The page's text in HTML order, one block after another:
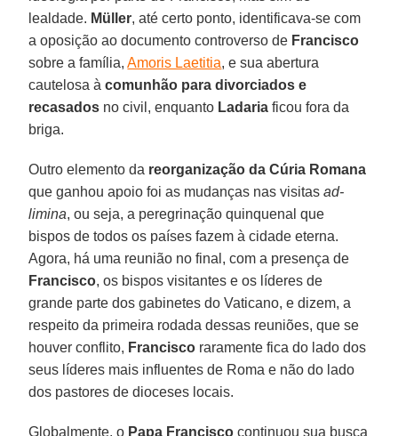
lealdade. Müller, até certo ponto, identificava-se com
a oposição ao documento controverso de Francisco
sobre a família,Amoris Laetitia, e sua abertura
cautelosa àcomunhão para divorciados e
recasados no civil, enquanto Ladaria ficou fora da
briga.
Outro elemento da reorganização da Cúria Romana
que ganhou apoio foi as mudanças nas visitas ad-
limina, ou seja, a peregrinação quinquenal que
bispos de todos os países fazem à cidade eterna.
Agora, há uma reunião no final, com a presença de
Francisco, os bispos visitantes e os líderes de
grande parte dos gabinetes do Vaticano, e dizem, a
respeito da primeira rodada dessas reuniões, que se
houver conflito, Francisco raramente fica do lado dos
seus líderes mais influentes de Roma e não do lado
dos pastores de dioceses locais.
Globalmente, o Papa Francisco continuou sua busca